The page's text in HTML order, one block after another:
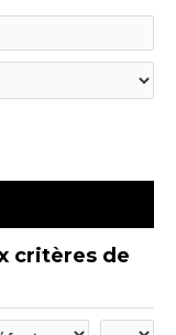
critères de